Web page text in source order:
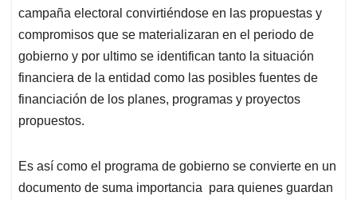
campaña electoral convirtiéndose en las propuestas y
compromisos que se materializaran en el periodo de
gobierno y por ultimo se identifican tanto la situación
financiera de la entidad como las posibles fuentes de
financiación de los planes, programas y proyectos
propuestos.
Es así como el programa de gobierno se convierte en un
documento de suma importancia para quienes guardan